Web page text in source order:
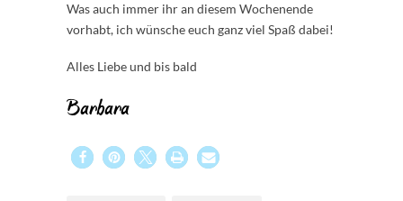
Was auch immer ihr an diesem Wochenende
vorhabt, ich wünsche euch ganz viel Spaß dabei!
Alles Liebe und bis bald
Barbara